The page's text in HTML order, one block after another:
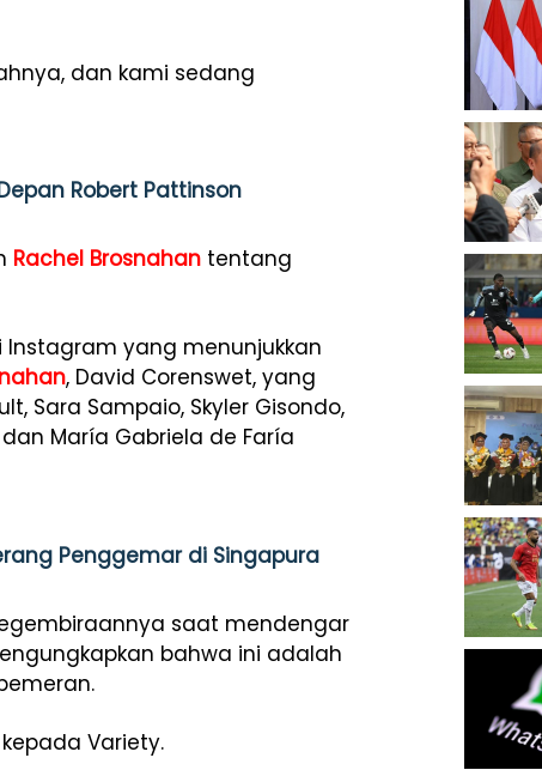
dan kami sedang
Robert Pattinson
Rachel Brosnahan tentang
yang menunjukkan
, David Corenswet, yang
Sara Sampaio, Skyler Gisondo,
María Gabriela de Faría
Penggemar di Singapura
saat mendengar
bahwa ini adalah
kepada Variety.